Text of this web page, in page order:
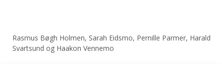
Rasmus Bøgh Holmen, Sarah Eidsmo, Pernille Parmer, Harald
Svartsund og Haakon Vennemo